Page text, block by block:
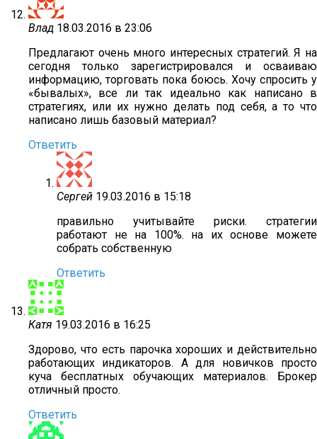
Влад 18.03.2016 в 23:06
Предлагают очень много интересных стратегий. Я на
сегодня только зарегистрировался и осваиваю
информацию, торговать пока боюсь. Хочу спросить у
«бывалых», все ли так идеально как написано в
стратегиях, или их нужно делать под себя, а то что
написано лишь базовый материал?
Ответить
Сергей 19.03.2016 в 15:18
правильно учитывайте риски. стратегии
работают не на 100%. на их основе можете
собрать собственную
Ответить
Катя 19.03.2016 в 16:25
Здорово, что есть парочка хороших и действительно
работающих индикаторов. А для новичков просто
куча бесплатных обучающих материалов. Брокер
отличный просто.
Ответить